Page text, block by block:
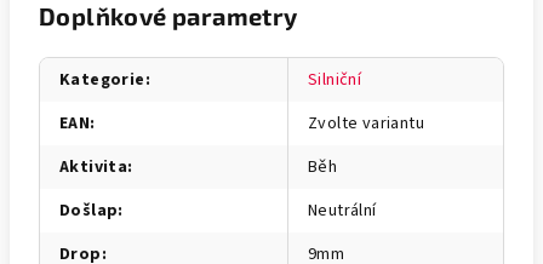
Doplňkové parametry
Kategorie:
Silniční
EAN:
Zvolte variantu
Aktivita:
Běh
Došlap:
Neutrální
Drop:
9mm